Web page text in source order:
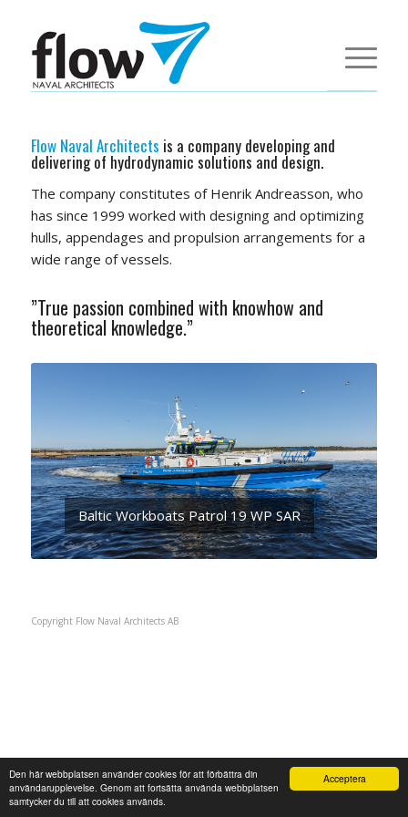
Acceptera
Den här webbplatsen använder cookies för att förbättra din
användarupplevelse. Genom att fortsätta använda webbplatsen
samtycker du till att cookies används.
Flow Naval Architects is a company developing and
delivering of hydrodynamic solutions and design.
The company constitutes of Henrik Andreasson, who
has since 1999 worked with designing and optimizing
hulls, appendages and propulsion arrangements for a
wide range of vessels.
”True passion combined with knowhow and
theoretical knowledge.”
Baltic Workboats Patrol 19 WP SAR
Copyright Flow Naval Architects AB